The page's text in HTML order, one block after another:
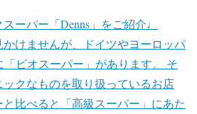
ーパー「Denns」をご紹介♩
けませんが、ドイツやヨーロッパ
ビオスーパー」があります。 そ
クなものを取り扱っているお店
比べると「高級スーパー」にあた